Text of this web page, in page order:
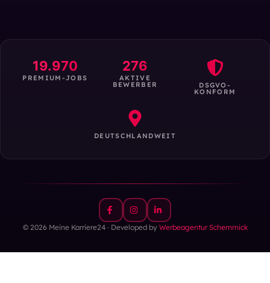
19.970
PREMIUM-JOBS
276
AKTIVE
BEWERBER DSGVO-
KONFORM
DEUTSCHLANDWEIT
© 2026 Meine Karriere24 · Developed by Werbeagentur Schemmick